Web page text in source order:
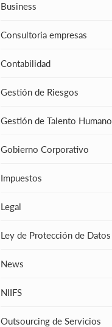
Business
Consultoria empresas
Contabilidad
Gestión de Riesgos
Gestión de Talento Humano
Gobierno Corporativo
Impuestos
Legal
Ley de Protección de Datos
News
NIIFS
Outsourcing de Servicios